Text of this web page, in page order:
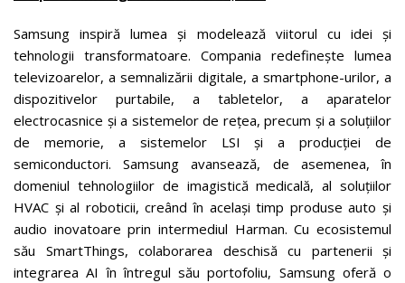
Samsung inspiră lumea și modelează viitorul cu idei și
tehnologii transformatoare. Compania redefinește lumea
televizoarelor, a semnalizării digitale, a smartphone-urilor, a
dispozitivelor purtabile, a tabletelor, a aparatelor
electrocasnice și a sistemelor de rețea, precum și a soluțiilor
de memorie, a sistemelor LSI și a producției de
semiconductori. Samsung avansează, de asemenea, în
domeniul tehnologiilor de imagistică medicală, al soluțiilor
HVAC și al roboticii, creând în același timp produse auto și
audio inovatoare prin intermediul Harman. Cu ecosistemul
său SmartThings, colaborarea deschisă cu partenerii și
integrarea AI în întregul său portofoliu, Samsung oferă o